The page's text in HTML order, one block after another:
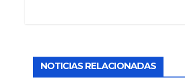
NOTICIAS RELACIONADAS